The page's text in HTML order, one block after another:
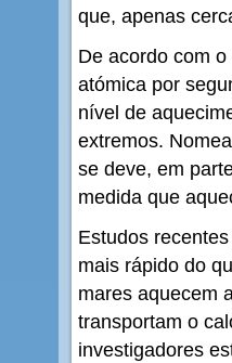
que, apenas
De acordo com
atómica por
nível de
extremos.
se deve, em
medida que
Estudos
mais rápido do
mares aquecem
transportam o
investigadores